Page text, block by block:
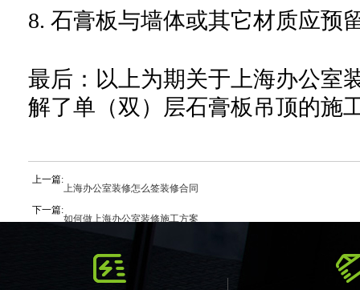
8. 石膏板与墙体或其它材质应预
最后：以上为期关于上海办公室
解了单（双）层石膏板吊顶的施
上一篇:上海办公室装修怎么签装修合同
下一篇:如何做上海办公室装修施工方案